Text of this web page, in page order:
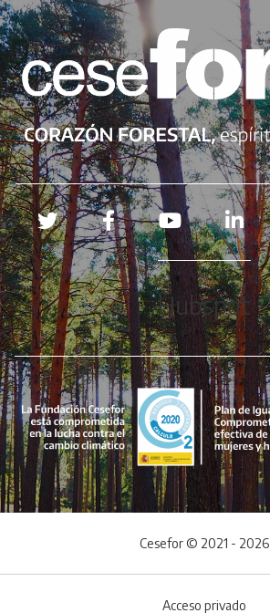
Redes sociales
Hubspot
Cesefor © 2021 - 2026
Acceso privado